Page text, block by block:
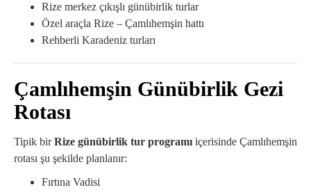
Rize merkez çıkışlı günübirlik turlar
Özel araçla Rize – Çamlıhemşin hattı
Rehberli Karadeniz turları
Çamlıhemşin Günübirlik Gezi
Rotası
Tipik birRize günübirlik tur programı içerisinde Çamlıhemşin
rotası şu şekilde planlanır:
Fırtına Vadisi